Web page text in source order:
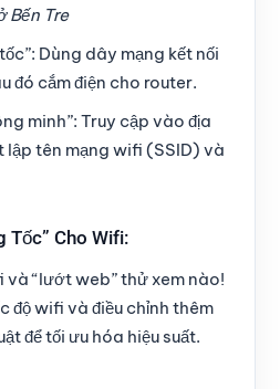
Bến Tre
Dùng dây mạng kết nối
đó cắm điện cho router.
minh”: Truy cập vào địa
lập tên mạng wifi (SSID) và
Tốc” Cho Wifi:
và “lướt web” thử xem nào!
độ wifi và điều chỉnh thêm
để tối ưu hóa hiệu suất.